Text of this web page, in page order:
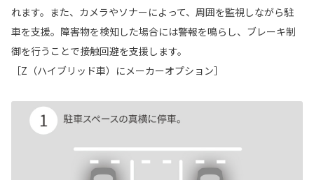
れます。また、カメラやソナーによって、周囲を監視しながら駐
車を支援。障害物を検知した場合には警報を鳴らし、ブレーキ制
御を行うことで接触回避を支援します。
［Z（ハイブリッド車）にメーカーオプション］